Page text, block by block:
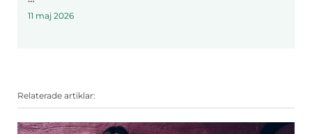
11 maj 2026
Relaterade artiklar: